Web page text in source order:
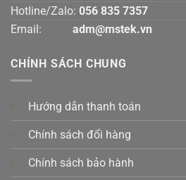
Hotline/Zalo: 056 835 7357
Email:
adm@mstek.vn
CHÍNH SÁCH CHUNG
Hướng dẫn thanh toán
Chính sách đổi hàng
Chính sách bảo hành